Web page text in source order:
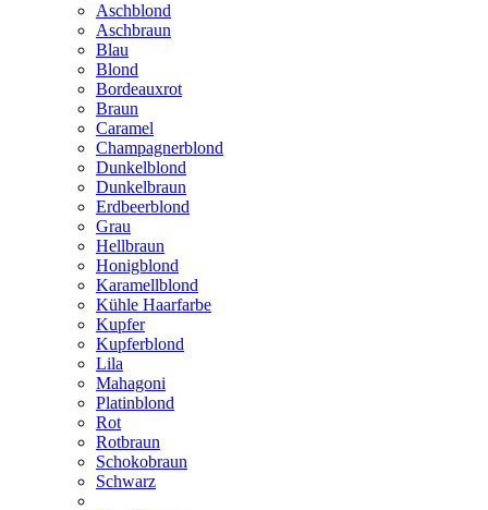
Aschblond
Aschbraun
Blau
Blond
Bordeauxrot
Braun
Caramel
Champagnerblond
Dunkelblond
Dunkelbraun
Erdbeerblond
Grau
Hellbraun
Honigblond
Karamellblond
Kühle Haarfarbe
Kupfer
Kupferblond
Lila
Mahagoni
Platinblond
Rot
Rotbraun
Schokobraun
Schwarz